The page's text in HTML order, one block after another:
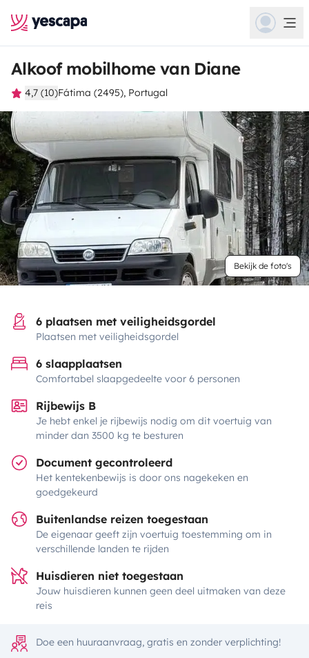
Alkoof mobilhome van Diane
4,7 (10)Fátima (2495), Portugal
Bekijk de foto's
6 plaatsen met veiligheidsgordel
Plaatsen met veiligheidsgordel
6 slaapplaatsen
Comfortabel slaapgedeelte voor 6 personen
Rijbewijs B
Je hebt enkel je rijbewijs nodig om dit voertuig van
minder dan 3500 kg te besturen
Document gecontroleerd
Het kentekenbewijs is door ons nagekeken en
goedgekeurd
Buitenlandse reizen toegestaan
De eigenaar geeft zijn voertuig toestemming om in
verschillende landen te rijden
Huisdieren niet toegestaan
Jouw huisdieren kunnen geen deel uitmaken van deze
reis
Doe een huuraanvraag, gratis en zonder verplichting!